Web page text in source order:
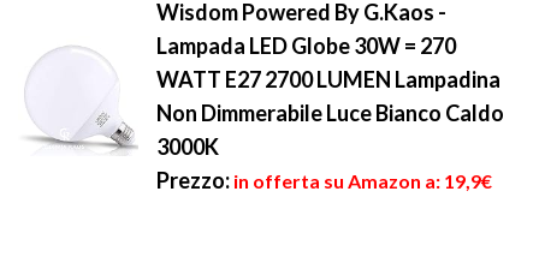
Wisdom Powered By G.Kaos -
Lampada LED Globe 30W = 270
WATT E27 2700 LUMEN Lampadina
Non Dimmerabile Luce Bianco Caldo
3000K
Prezzo: in offerta su Amazon a: 19,9€